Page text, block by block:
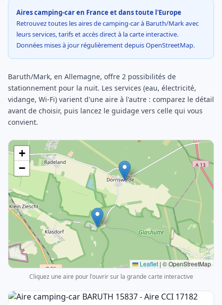
Aires camping-car en France et dans toute l'Europe
Retrouvez toutes les aires de camping-car à Baruth/Mark avec
leurs services, tarifs et accès direct à la carte interactive.
Données mises à jour régulièrement depuis OpenStreetMap.
Baruth/Mark, en Allemagne, offre 2 possibilités de
stationnement pour la nuit. Les services (eau, électricité,
vidange, Wi-Fi) varient d'une aire à l'autre : comparez le détail
avant de choisir, puis lancez le guidage vers celle qui vous
convient.
+
−
Leaflet | © OpenStreetMap
Cliquez une aire pour l'ouvrir sur la grande carte interactive